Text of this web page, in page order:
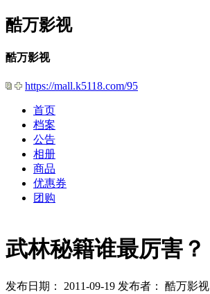
酷万影视
酷万影视
https://mall.k5118.com/95
首页
档案
公告
相册
商品
优惠券
团购
武林秘籍谁最厉害？
发布日期： 2011-09-19 发布者： 酷万影视